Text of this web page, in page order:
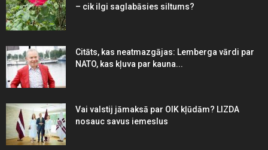
– cik ilgi saglabāsies siltums?
Citāts, kas neatmazgājas: Lemberga vārdi par
NATO, kas kļuva par kauna...
Vai valstij jāmaksā par OIK kļūdām? LIZDA
nosauc savus iemeslus